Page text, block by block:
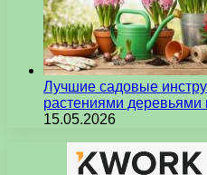
Лучшие садовые
растениями деревьями
15.05.2026